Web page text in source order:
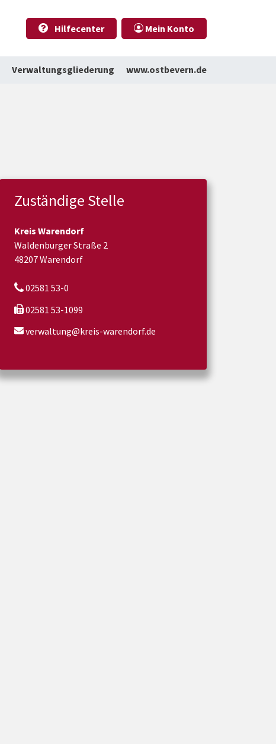
Hilfecenter
Mein Konto
Verwaltungsgliederung www.ostbevern.de
Zuständige Stelle
Kreis Warendorf
Waldenburger Straße 2
48207 Warendorf
02581 53-0
02581 53-1099
verwaltung@kreis-warendorf.de